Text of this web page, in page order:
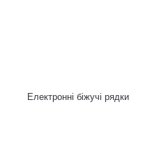
Електронні біжучі рядки